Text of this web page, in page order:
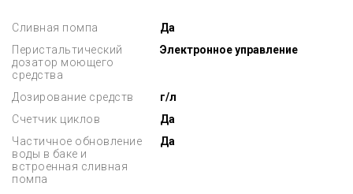
Сливная помпа
Да
Перистальтический
дозатор моющего
средства
Электронное управление
Дозирование средств
г/л
Счетчик циклов
Да
Частичное обновление
воды в баке и
встроенная сливная
помпа
Да